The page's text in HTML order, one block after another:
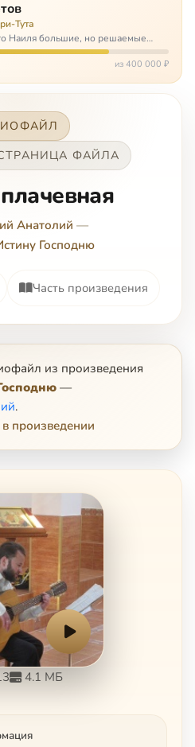
Тута
Наиля большие, но решаемые
болезнью, которая ставит
непростых задача, угрожая виз 400 000 ₽
ФАЙЛА
Анатолий —
Господню
Часть произведения
из произведения
—
.
произведении
4.1 МБ